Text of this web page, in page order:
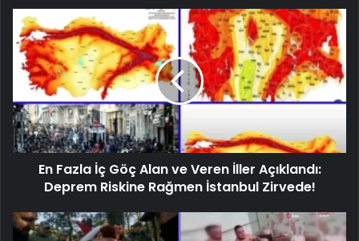
En Fazla İç Göç Alan ve Veren İller Açıklandı:
Deprem Riskine Rağmen İstanbul Zirvede!